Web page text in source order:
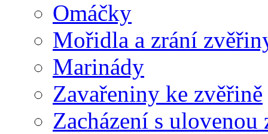
Omáčky
Mořidla a zrání
Marinády
Zavařeniny ke zvěřině
Zacházení s ulovenou